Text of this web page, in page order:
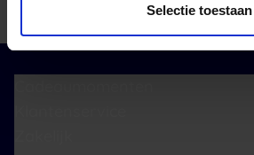
Selectie toestaan